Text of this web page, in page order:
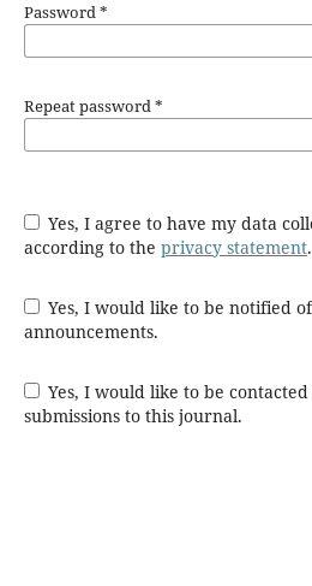
Password*
Repeat password*
Yes, I agree to have my data collected and stored
according to the privacy statement.
Yes, I would like to be notified of new publications and
announcements.
Yes, I would like to be contacted with requests to review
submissions to this journal.